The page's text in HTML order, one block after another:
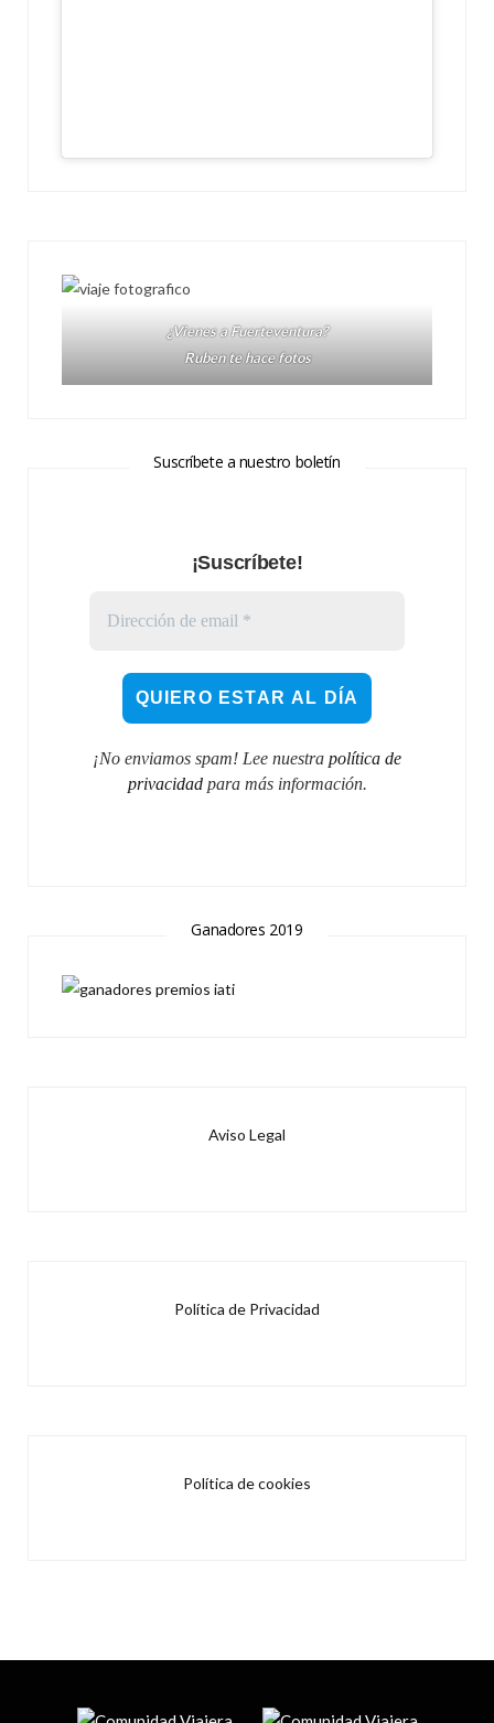
¿Vienes a Fuerteventura?
Ruben te hace fotos
Suscríbete a nuestro boletín
¡Suscríbete!
¡No enviamos spam! Lee nuestra política de
privacidadpara más información.
Ganadores 2019
Aviso Legal
Política de Privacidad
Política de cookies